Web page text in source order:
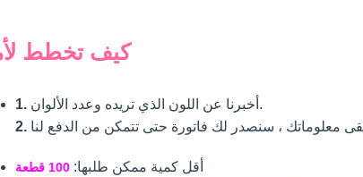
كيف تخطط
1.
أخبرنا عن اللون الذي تريده وعدد الألوان.
2.
أقل كمية ممكن طلبها: 100 قطعة